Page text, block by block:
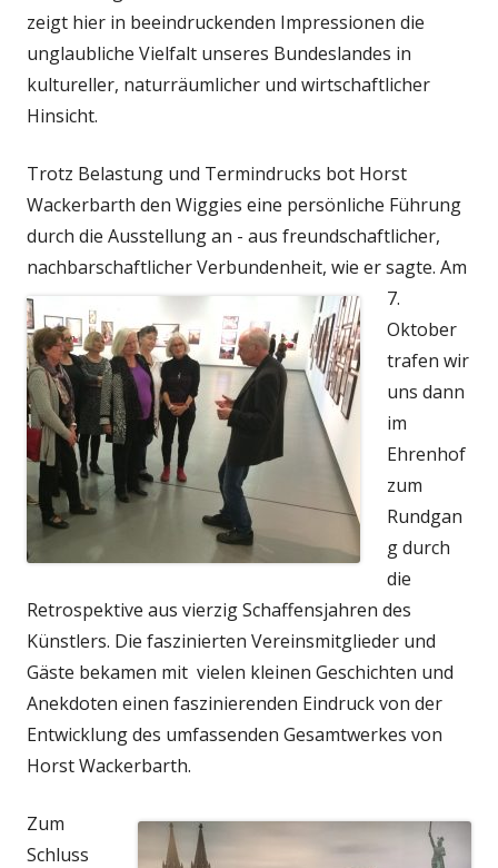
zeigt hier in beeindruckenden Impressionen die
unglaubliche Vielfalt unseres Bundeslandes in
kultureller, naturräumlicher und wirtschaftlicher
Hinsicht.
Trotz Belastung und Termindrucks bot Horst
Wackerbarth den Wiggies eine persönliche Führung
durch die Ausstellung an - aus freundschaftlicher,
nachbarschaftlicher Verbundenheit, wie er sagte. Am
7.
Oktober
trafen wir
uns dann
im
Ehrenhof
zum
Rundgan
g durch
die
Retrospektive aus vierzig Schaffensjahren des
Künstlers. Die faszinierten Vereinsmitglieder und
Gäste bekamen mit vielen kleinen Geschichten und
Anekdoten einen faszinierenden Eindruck von der
Entwicklung des umfassenden Gesamtwerkes von
Horst Wackerbarth.
Zum
Schluss